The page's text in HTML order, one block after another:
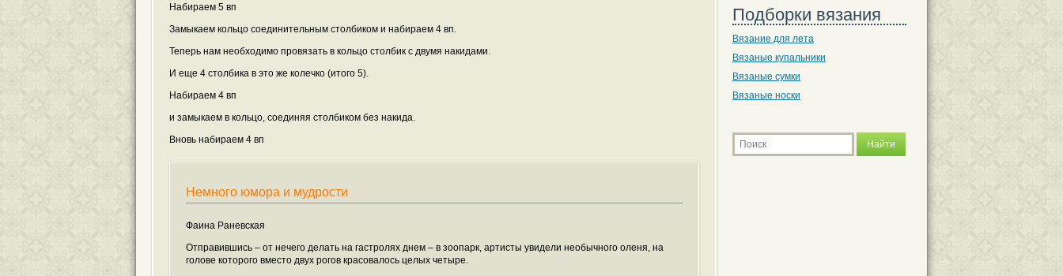
Набираем 5 вп
Замыкаем кольцо соединительным столбиком и набираем 4 вп.
Теперь нам необходимо провязать в кольцо столбик с двумя накидами.
И еще 4 столбика в это же колечко (итого 5).
Набираем 4 вп
и замыкаем в кольцо, соединяя столбиком без накида.
Вновь набираем 4 вп
Немного юмора и мудрости
Фаина Раневская
Отправившись – от нечего делать на гастролях днем – в зоопарк, артисты увидели необычного оленя, на
голове которого вместо двух рогов красовалось целых четыре.
Подборки вязания
Вязание для лета
Вязаные купальники
Вязаные сумки
Вязаные носки